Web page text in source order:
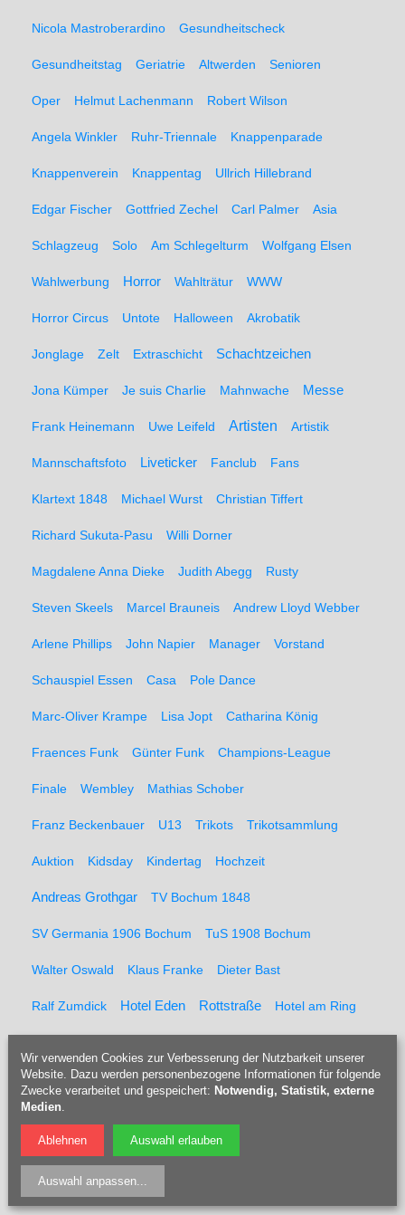
Nicola Mastroberardino Gesundheitscheck
Gesundheitstag Geriatrie Altwerden Senioren
Oper Helmut Lachenmann Robert Wilson
Angela Winkler Ruhr-Triennale Knappenparade
Knappenverein Knappentag Ullrich Hillebrand
Edgar Fischer Gottfried Zechel Carl Palmer Asia
Schlagzeug Solo Am Schlegelturm Wolfgang Elsen
Wahlwerbung Horror Wahlträtur WWW
Horror Circus Untote Halloween Akrobatik
Jonglage Zelt Extraschicht Schachtzeichen
Jona Kümper Je suis Charlie Mahnwache Messe
Frank Heinemann Uwe Leifeld Artisten Artistik
Mannschaftsfoto Liveticker Fanclub Fans
Klartext 1848 Michael Wurst Christian Tiffert
Richard Sukuta-Pasu Willi Dorner
Magdalene Anna Dieke Judith Abegg Rusty
Steven Skeels Marcel Brauneis Andrew Lloyd Webber
Arlene Phillips John Napier Manager Vorstand
Schauspiel Essen Casa Pole Dance
Marc-Oliver Krampe Lisa Jopt Catharina König
Fraences Funk Günter Funk Champions-League
Finale Wembley Mathias Schober
Franz Beckenbauer U13 Trikots Trikotsammlung
Auktion Kidsday Kindertag Hochzeit
Andreas Grothgar TV Bochum 1848
SV Germania 1906 Bochum TuS 1908 Bochum
Walter Oswald Klaus Franke Dieter Bast
Ralf Zumdick Hotel Eden Rottstraße Hotel am Ring
Feuerwehr Kaltblut Pferderücker Holzrücker
Udo Berner
Rainer Einenkel Hennes Bender
Wir verwenden Cookies zur Verbesserung der Nutzbarkeit unserer
Website. Dazu werden personenbezogene Informationen für folgende
Zwecke verarbeitet und gespeichert: Notwendig, Statistik, externe
Medien.
Ablehnen Auswahl erlauben
Auswahl anpassen...